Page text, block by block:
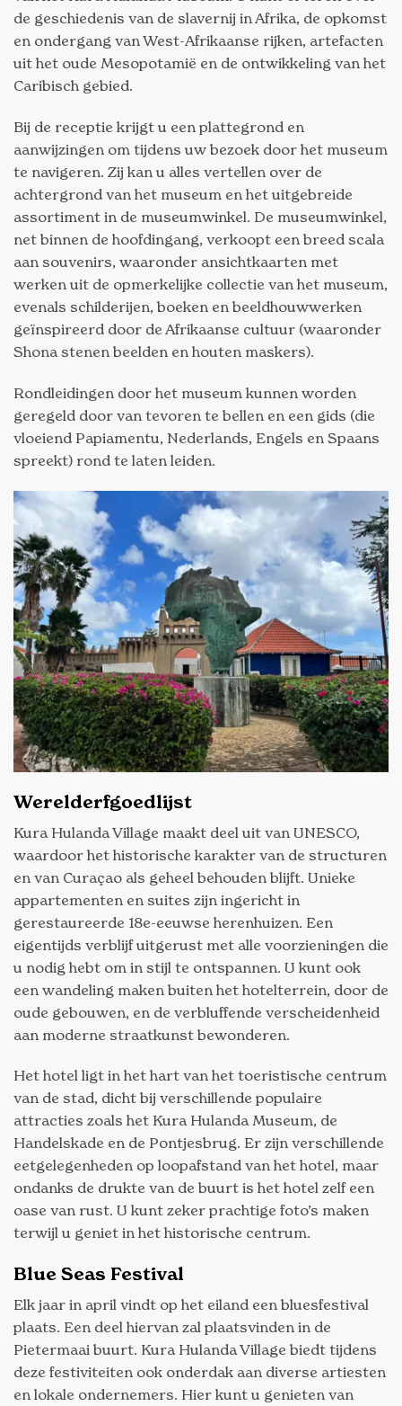
de geschiedenis van de slavernij in Afrika, de opkomst
en ondergang van West-Afrikaanse rijken, artefacten
uit het oude Mesopotamië en de ontwikkeling van het
Caribisch gebied.
Bij de receptie krijgt u een plattegrond en
aanwijzingen om tijdens uw bezoek door het museum
te navigeren. Zij kan u alles vertellen over de
achtergrond van het museum en het uitgebreide
assortiment in de museumwinkel. De museumwinkel,
net binnen de hoofdingang, verkoopt een breed scala
aan souvenirs, waaronder ansichtkaarten met
werken uit de opmerkelijke collectie van het museum,
evenals schilderijen, boeken en beeldhouwwerken
geïnspireerd door de Afrikaanse cultuur (waaronder
Shona stenen beelden en houten maskers).
Rondleidingen door het museum kunnen worden
geregeld door van tevoren te bellen en een gids (die
vloeiend Papiamentu, Nederlands, Engels en Spaans
spreekt) rond te laten leiden.
Werelderfgoedlijst
Kura Hulanda Village maakt deel uit van UNESCO,
waardoor het historische karakter van de structuren
en van Curaçao als geheel behouden blijft. Unieke
appartementen en suites zijn ingericht in
gerestaureerde 18e-eeuwse herenhuizen. Een
eigentijds verblijf uitgerust met alle voorzieningen die
u nodig hebt om in stijl te ontspannen. U kunt ook
een wandeling maken buiten het hotelterrein, door de
oude gebouwen, en de verbluffende verscheidenheid
aan moderne straatkunst bewonderen.
Het hotel ligt in het hart van het toeristische centrum
van de stad, dicht bij verschillende populaire
attracties zoals het Kura Hulanda Museum, de
Handelskade en de Pontjesbrug. Er zijn verschillende
eetgelegenheden op loopafstand van het hotel, maar
ondanks de drukte van de buurt is het hotel zelf een
oase van rust. U kunt zeker prachtige foto’s maken
terwijl u geniet in het historische centrum.
Blue Seas Festival
Elk jaar in april vindt op het eiland een bluesfestival
plaats. Een deel hiervan zal plaatsvinden in de
Pietermaai buurt. Kura Hulanda Village biedt tijdens
deze festiviteiten ook onderdak aan diverse artiesten
en lokale ondernemers. Hier kunt u genieten van